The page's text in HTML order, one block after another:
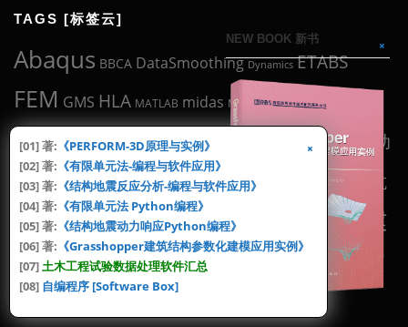
TAGS [标签云]
Abaqus BBCA DataSmoothing Dynamics ETABS
FEM GMS HLA MATLAB midas Midas2Abaqus Midas
GenPERFORM-3DSAP2000 YJK YPD
动
力学反应谱 地震动 地震工程地震波 工具 抗规
抗
震设计 有限元 混凝土 滞回曲线
盈建
科科研结构分析结构设计编程 论文
试验
NEW BOOK 新书
[01] 著: 《PERFORM-3D原理与实例》
[02] 著: 《有限单元法-编程与软件应用》
[03] 著: 《结构地震反应分析-编程与软件应用》
[04] 著: 《有限单元法 Python编程》
[05] 著: 《结构地震动力响应Python编程》
[06] 著: 《Grasshopper建筑结构参数化建模应用实例》
[07]土木工程试验数据处理软件汇总
[08] 自编程序 [Software Box]